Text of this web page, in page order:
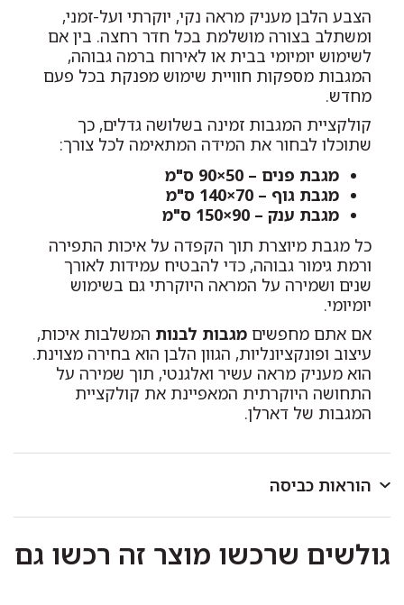
הצבע הלבן מעניק מראה נקי, יוקרתי ועל-זמני,
ומשתלב בצורה מושלמת בכל חדר רחצה. בין אם
לשימוש יומיומי בבית או לאירוח ברמה גבוהה,
המגבות מספקות חוויית שימוש מפנקת בכל פעם
מחדש.
קולקציית המגבות זמינה בשלושה גדלים, כך
שתוכלו לבחור את המידה המתאימה לכל צורך:
מגבת פנים – 50×90 ס"מ
מגבת גוף – 70×140 ס"מ
מגבת ענק – 90×150 ס"מ
כל מגבת מיוצרת תוך הקפדה על איכות התפירה
ורמת גימור גבוהה, כדי להבטיח עמידות לאורך
שנים ושמירה על המראה היוקרתי גם בשימוש
יומיומי.
אם אתם מחפשים מגבות לבנות המשלבות איכות,
עיצוב ופונקציונליות, הגוון הלבן הוא בחירה מצוינת.
הוא מעניק מראה עשיר ואלגנטי, תוך שמירה על
התחושה היוקרתית המאפיינת את קולקציית
המגבות של דארלן.
הוראות כביסה
40 מעלות.
כביסה ראשונה בנפרד.
גולשים שרכשו מוצר זה רכשו גם